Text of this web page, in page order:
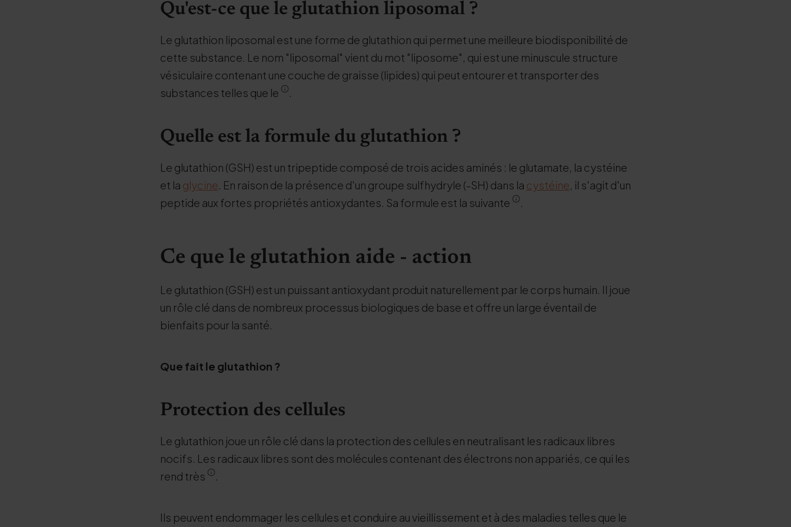
Qu'est-ce que le glutathion liposomal ?
Le glutathion liposomal est une forme de glutathion qui permet une meilleure biodisponibilité de
cette substance. Le nom "liposomal" vient du mot "liposome", qui est une minuscule structure
vésiculaire contenant une couche de graisse (lipides) qui peut entourer et transporter des
substances telles que le
.
Quelle est la formule du glutathion ?
Le glutathion (GSH) est un tripeptide composé de trois acides aminés : le glutamate, la cystéine
et la glycine. En raison de la présence d'un groupe sulfhydryle (-SH) dans la cystéine, il s'agit d'un
peptide aux fortes propriétés antioxydantes. Sa formule est la suivante
.
Ce que le glutathion aide - action
Le glutathion (GSH) est un puissant antioxydant produit naturellement par le corps humain. Il joue
un rôle clé dans de nombreux processus biologiques de base et offre un large éventail de
bienfaits pour la santé.
Que fait le glutathion ?
Protection des cellules
Le glutathion joue un rôle clé dans la protection des cellules en neutralisant les radicaux libres
nocifs. Les radicaux libres sont des molécules contenant des électrons non appariés, ce qui les
rend très
.
Ils peuvent endommager les cellules et conduire au vieillissement et à des maladies telles que le